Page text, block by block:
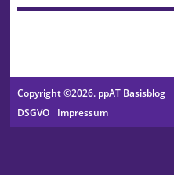
Copyright ©2026. ppAT Basisblog
DSGVO
Impressum